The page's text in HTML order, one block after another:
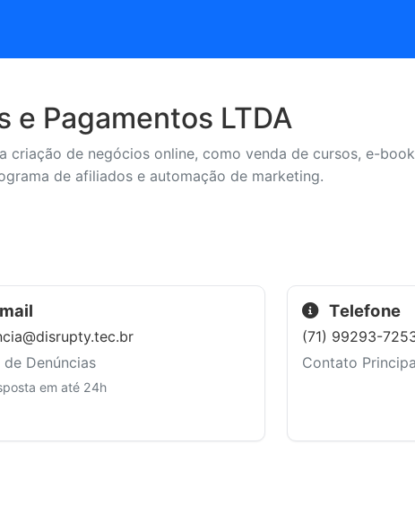
e Pagamentos LTDA
de negócios online, como venda de cursos, e-
de afiliados e automação de marketing.
de Denúncias
em até 24h
Telefone
(71) 99293-
Contato